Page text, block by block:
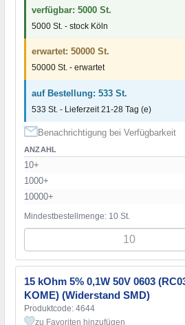
verfügbar: 5000 St.
5000 St. - stock Köln
erwartet: 50000 St.
50000 St. - erwartet
auf Bestellung: 533 St.
533 St. - Lieferzeit 21-28 Tag (e)
Benachrichtigung bei Verfügbarkeit
ANZAHL
10+
1000+
10000+
Mindestbestellmenge: 10 St.
15 kOhm 5% 0,1W 50V 0603
KOME) (Widerstand SMD)
Produktcode: 4644
zu Favoriten hinzufügen